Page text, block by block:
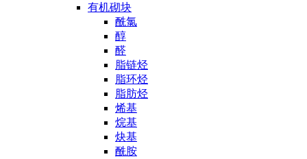
有机砌块
酰氯
醇
醛
脂链烃
脂环烃
脂肪烃
烯基
烷基
炔基
酰胺